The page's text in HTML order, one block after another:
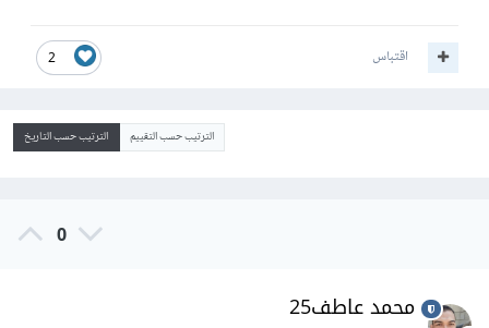
2 اقتباس
الترتيب حسب التقييم الترتيب حسب التاريخ
0
محمد عاطف25